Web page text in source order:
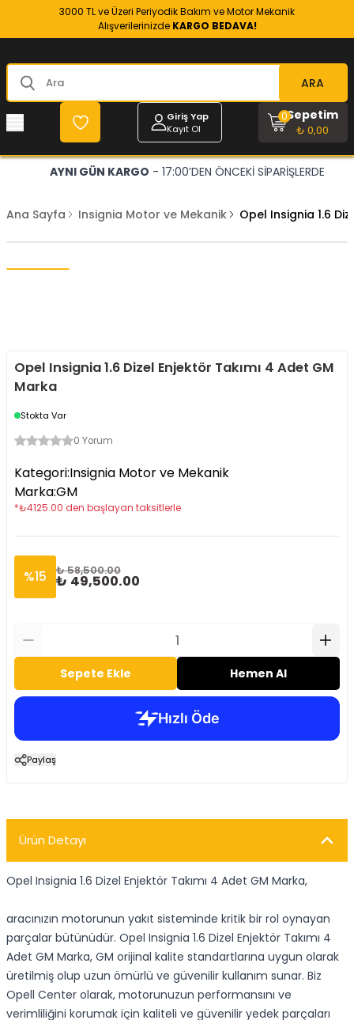
3000 TL ve Üzeri Periyodik Bakım ve Motor Mekanik
Alışverilerinizde KARGO BEDAVA!
ARA
Giriş Yap
Kayıt Ol
Sepetim
₺ 0,00
0
AYNI GÜN KARGO - 17:00’DEN ÖNCEKİ SİPARİŞLERDE
Ana Sayfa Insignia Motor ve Mekanik Opel Insignia 1.6
Opel Insignia 1.6 Dizel Enjektör Takımı 4 Adet GM
Marka
Stokta Var
0 Yorum
Kategori:Insignia Motor ve Mekanik
Marka:GM
*₺4125.00 den başlayan taksitlerle
%15 ₺ 58,500.00
₺ 49,500.00
Sepete Ekle Hemen Al
Paylaş
Ürün Detayı
Opel Insignia 1.6 Dizel Enjektör Takımı 4 Adet GM Marka,
aracınızın motorunun yakıt sisteminde kritik bir rol oynayan
parçalar bütünüdür. Opel Insignia 1.6 Dizel Enjektör Takımı 4
Adet GM Marka, GM orijinal kalite standartlarına uygun olarak
üretilmiş olup uzun ömürlü ve güvenilir kullanım sunar. Biz
Opell Center olarak, motorunuzun performansını ve
verimliliğini korumak için kaliteli ve güvenilir yedek parçaları